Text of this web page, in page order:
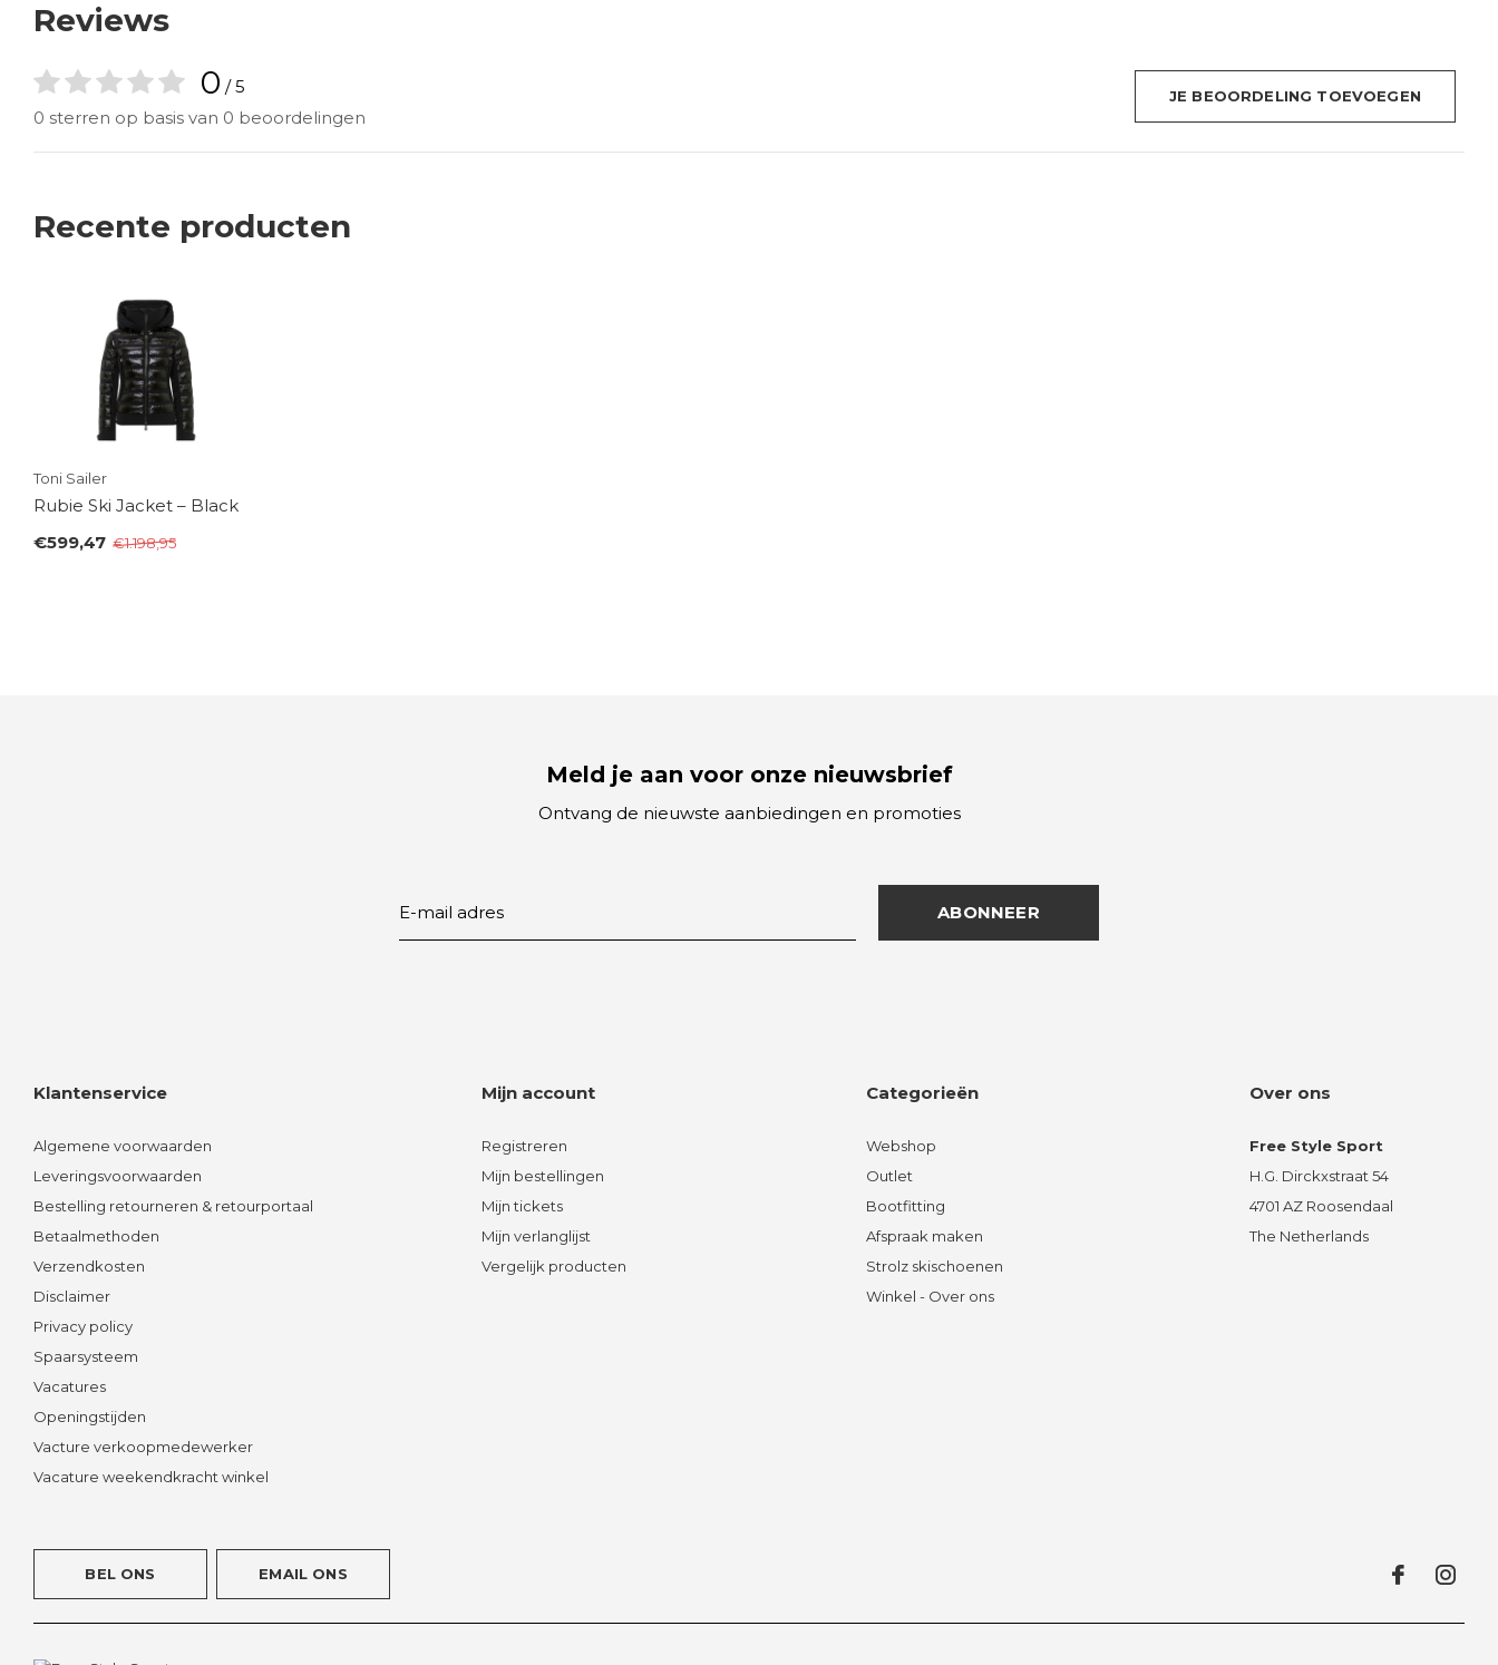
Reviews
0 / 5
0 sterren op basis van 0 beoordelingen
JE BEOORDELING TOEVOEGEN
Recente producten
Toni Sailer
Rubie Ski Jacket – Black
€599,47 €1.198,95
Meld je aan voor onze nieuwsbrief
Ontvang de nieuwste aanbiedingen en promoties
ABONNEER
Klantenservice
Algemene voorwaarden
Leveringsvoorwaarden
Bestelling retourneren & retourportaal
Betaalmethoden
Verzendkosten
Disclaimer
Privacy policy
Spaarsysteem
Vacatures
Openingstijden
Vacture verkoopmedewerker
Vacature weekendkracht winkel
Mijn account
Registreren
Mijn bestellingen
Mijn tickets
Mijn verlanglijst
Vergelijk producten
Categorieën
Webshop
Outlet
Bootfitting
Afspraak maken
Strolz skischoenen
Winkel - Over ons
Over ons
Free Style Sport
H.G. Dirckxstraat 54
4701 AZ Roosendaal
The Netherlands
BEL ONS EMAIL ONS